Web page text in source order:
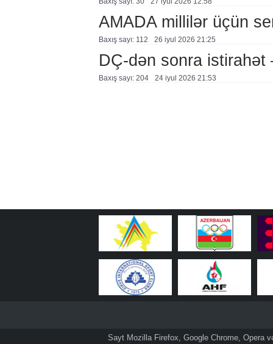
AMADA millilər üçün
Baxış sayı: 112 26 i̇yul 2026 21:25
DÇ-dən sonra istirahət
Baxış sayı: 204 24 i̇yul 2026 21:53
Sayt Mozilla Firefox, Google Chrome, Opera